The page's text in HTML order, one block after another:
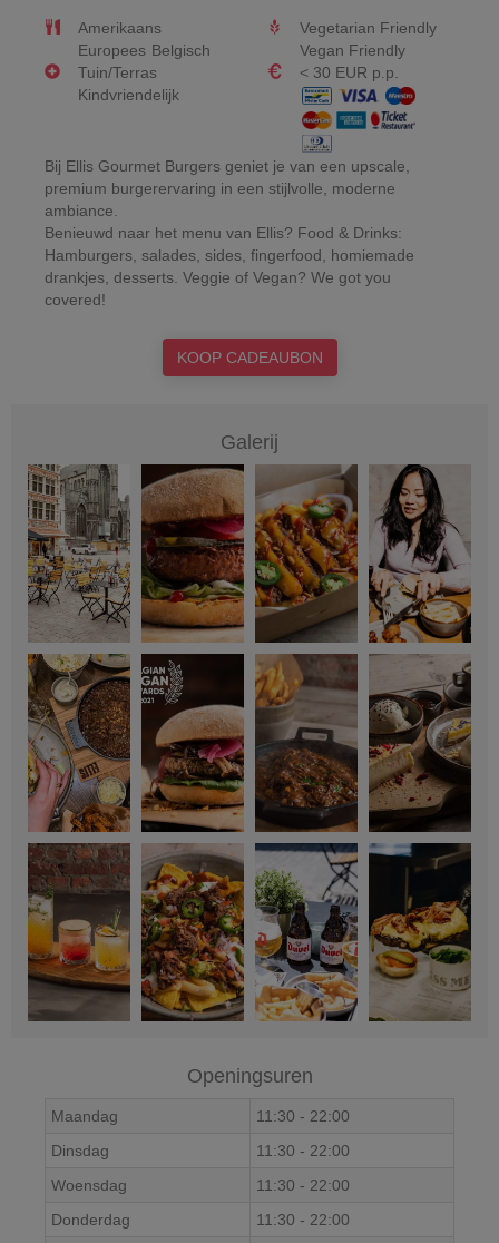
Amerikaans
Europees Belgisch
Vegetarian Friendly
Vegan Friendly
Tuin/Terras
Kindvriendelijk
< 30 EUR p.p.
Bij Ellis Gourmet Burgers geniet je van een upscale,
premium burgerervaring in een stijlvolle, moderne
ambiance.
Benieuwd naar het menu van Ellis? Food & Drinks:
Hamburgers, salades, sides, fingerfood, homiemade
drankjes, desserts. Veggie of Vegan? We got you
covered!
KOOP CADEAUBON
Galerij
Openingsuren
Maandag 11:30 - 22:00
Dinsdag
11:30 - 22:00
Woensdag
11:30 - 22:00
Donderdag
11:30 - 22:00